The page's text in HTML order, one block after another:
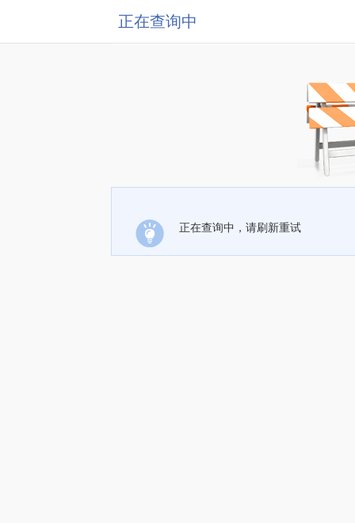
正在查询中
正在查询中，请刷新重试